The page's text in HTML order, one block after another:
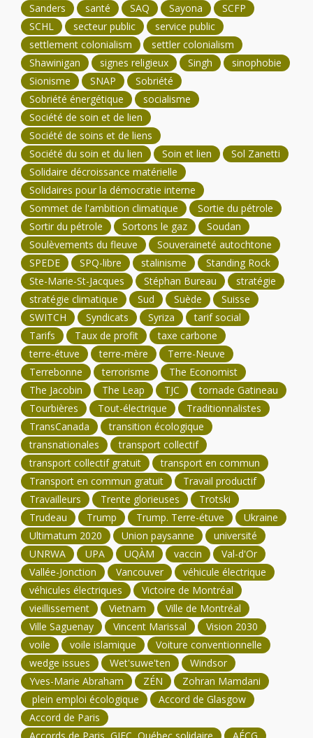
Sanders
santé SAQ Sayona
SCFP
SCHL
secteur public
service public
settlement colonialism
settler colonialism
Shawinigan
signes religieux Singh
sinophobie
Sionisme
SNAP
Sobriété
Sobriété énergétique
socialisme
Société de soin et de lien
Société de soins et de liens
Société du soin et du lien
Soin et lien
Sol Zanetti
Solidaire décroissance matérielle
Solidaires pour la démocratie interne
Sommet de l'ambition climatique
Sortie du pétrole
Sortir du pétrole
Sortons le gaz
Soudan
Soulèvements du fleuve
Souveraineté autochtone
SPEDE
SPQ-libre stalinisme
Standing Rock
Ste-Marie-St-Jacques
Stéphan Bureau
stratégie
stratégie climatique
Sud Suède
Suisse
SWITCH
Syndicats Syriza
tarif social
Tarifs
Taux de profit
taxe carbone
terre-étuve
terre-mère
Terre-Neuve
Terrebonne
terrorisme
The Economist
The Jacobin
The Leap TJC
tornade Gatineau
Tourbières
Tout-électrique
Traditionnalistes
TransCanada
transition écologique
transnationales
transport collectif
transport collectif gratuit
transport en commun
Transport en commun gratuit
Travail productif
Travailleurs
Trente glorieuses
Trotski
Trudeau
Trump Trump. Terre-étuve
Ukraine
Ultimatum 2020
Union paysanne
université
UNRWA
UPA UQÀM vaccin
Val-d'Or
Vallée-Jonction
Vancouver
véhicule électrique
véhicules électriques
Victoire de Montréal
vieillissement
Vietnam
Ville de Montréal
Ville Saguenay
Vincent Marissal
Vision 2030
voile
voile islamique
Voiture conventionnelle
wedge issues
Wet'suwe'ten
Windsor
Yves-Marie Abraham
ZÉN
Zohran Mamdani
plein emploi écologique
Accord de Glasgow
Accord de Paris
Accords de Paris, GIEC, Québec solidaire
AÉCG